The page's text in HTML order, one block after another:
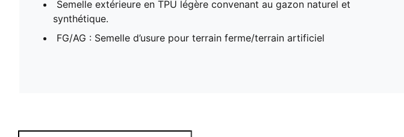
Semelle extérieure en TPU légère convenant au gazon naturel et
synthétique.
FG/AG : Semelle d’usure pour terrain ferme/terrain artificiel